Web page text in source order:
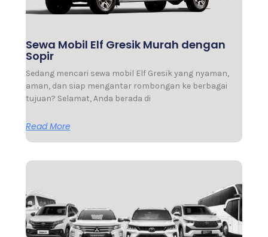
Sewa Mobil Elf Gresik Murah dengan
Sopir
Sedang mencari sewa mobil Elf Gresik yang nyaman,
aman, dan siap mengantar rombongan ke berbagai
tujuan? Selamat, Anda berada di
Read More